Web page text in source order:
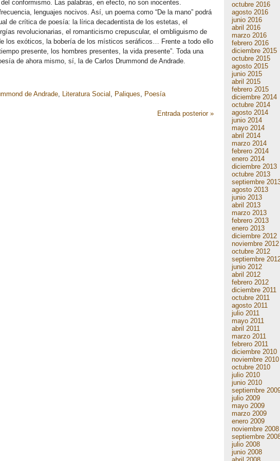
conformismo. Las palabras, en efecto, no son inocentes.
lenguajes nocivos. Así, un poema como “De la mano” podrá
de crítica de poesía: la lírica decadentista de los estetas, el
revolucionarias, el romanticismo crepuscular, el ombliguismo de
los exóticos, la bobería de los místicos seráficos… Frente a todo ello
presente, los hombres presentes, la vida presente”. Toda una
de ahora mismo, sí, la de Carlos Drummond de Andrade.
de Andrade Literatura Social Paliques Poesía
Entrada posterior »
octubre 2016
agosto 2016
junio 2016
abril 2016
marzo 2016
febrero 2016
diciembre 2015
octubre 2015
agosto 2015
junio 2015
abril 2015
febrero 2015
diciembre 2014
octubre 2014
agosto 2014
junio 2014
mayo 2014
abril 2014
marzo 2014
febrero 2014
enero 2014
diciembre 2013
octubre 2013
septiembre
agosto 2013
junio 2013
abril 2013
marzo 2013
febrero 2013
enero 2013
diciembre 2012
noviembre 2012
octubre 2012
septiembre
junio 2012
abril 2012
febrero 2012
diciembre 2011
octubre 2011
agosto 2011
julio 2011
mayo 2011
abril 2011
marzo 2011
febrero 2011
diciembre 2010
noviembre 2010
octubre 2010
julio 2010
junio 2010
septiembre
julio 2009
mayo 2009
marzo 2009
enero 2009
noviembre 2008
septiembre
julio 2008
junio 2008
abril 2008